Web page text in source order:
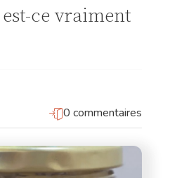
ce vraiment
0 commentaires